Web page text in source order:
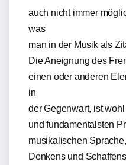
auch nicht immer
was
man in der Musik als
Die Aneignung des
einen oder anderen
in
der Gegenwart, ist
und fundamentalsten
musikalischen
Denkens und